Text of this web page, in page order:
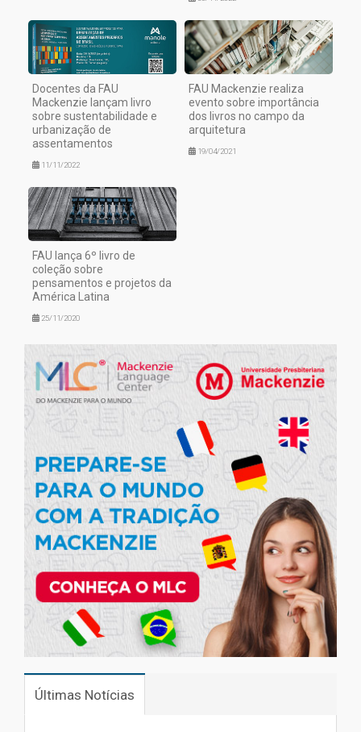
Docentes da FAU
Mackenzie lançam livro
sobre sustentabilidade e
urbanização de
assentamentos
11/11/2022
FAU Mackenzie realiza
evento sobre importância
dos livros no campo da
arquitetura
19/04/2021
FAU lança 6º livro de
coleção sobre
pensamentos e projetos da
América Latina
25/11/2020
Últimas Notícias